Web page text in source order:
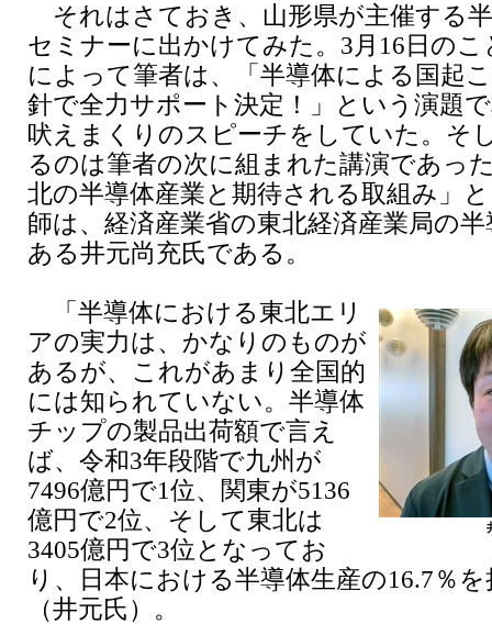
それはさておき、山形県が主催する
セミナーに出かけてみた。3月16日の
によって筆者は、「半導体による国起
針で全力サポート決定！」という演題
吠えまくりのスピーチをしていた。そ
るのは筆者の次に組まれた講演であっ
北の半導体産業と期待される取組み」
師は、経済産業省の東北経済産業局の
ある井元尚充氏である。
「半導体における東北エリ
アの実力は、かなりのものが
あるが、これがあまり全国的
には知られていない。半導体
チップの製品出荷額で言え
ば、令和3年段階で九州が
7496億円で1位、関東が5136
億円で2位、そして東北は
3405億円で3位となってお
り、日本における半導体生産の16.7％
（井元氏）。